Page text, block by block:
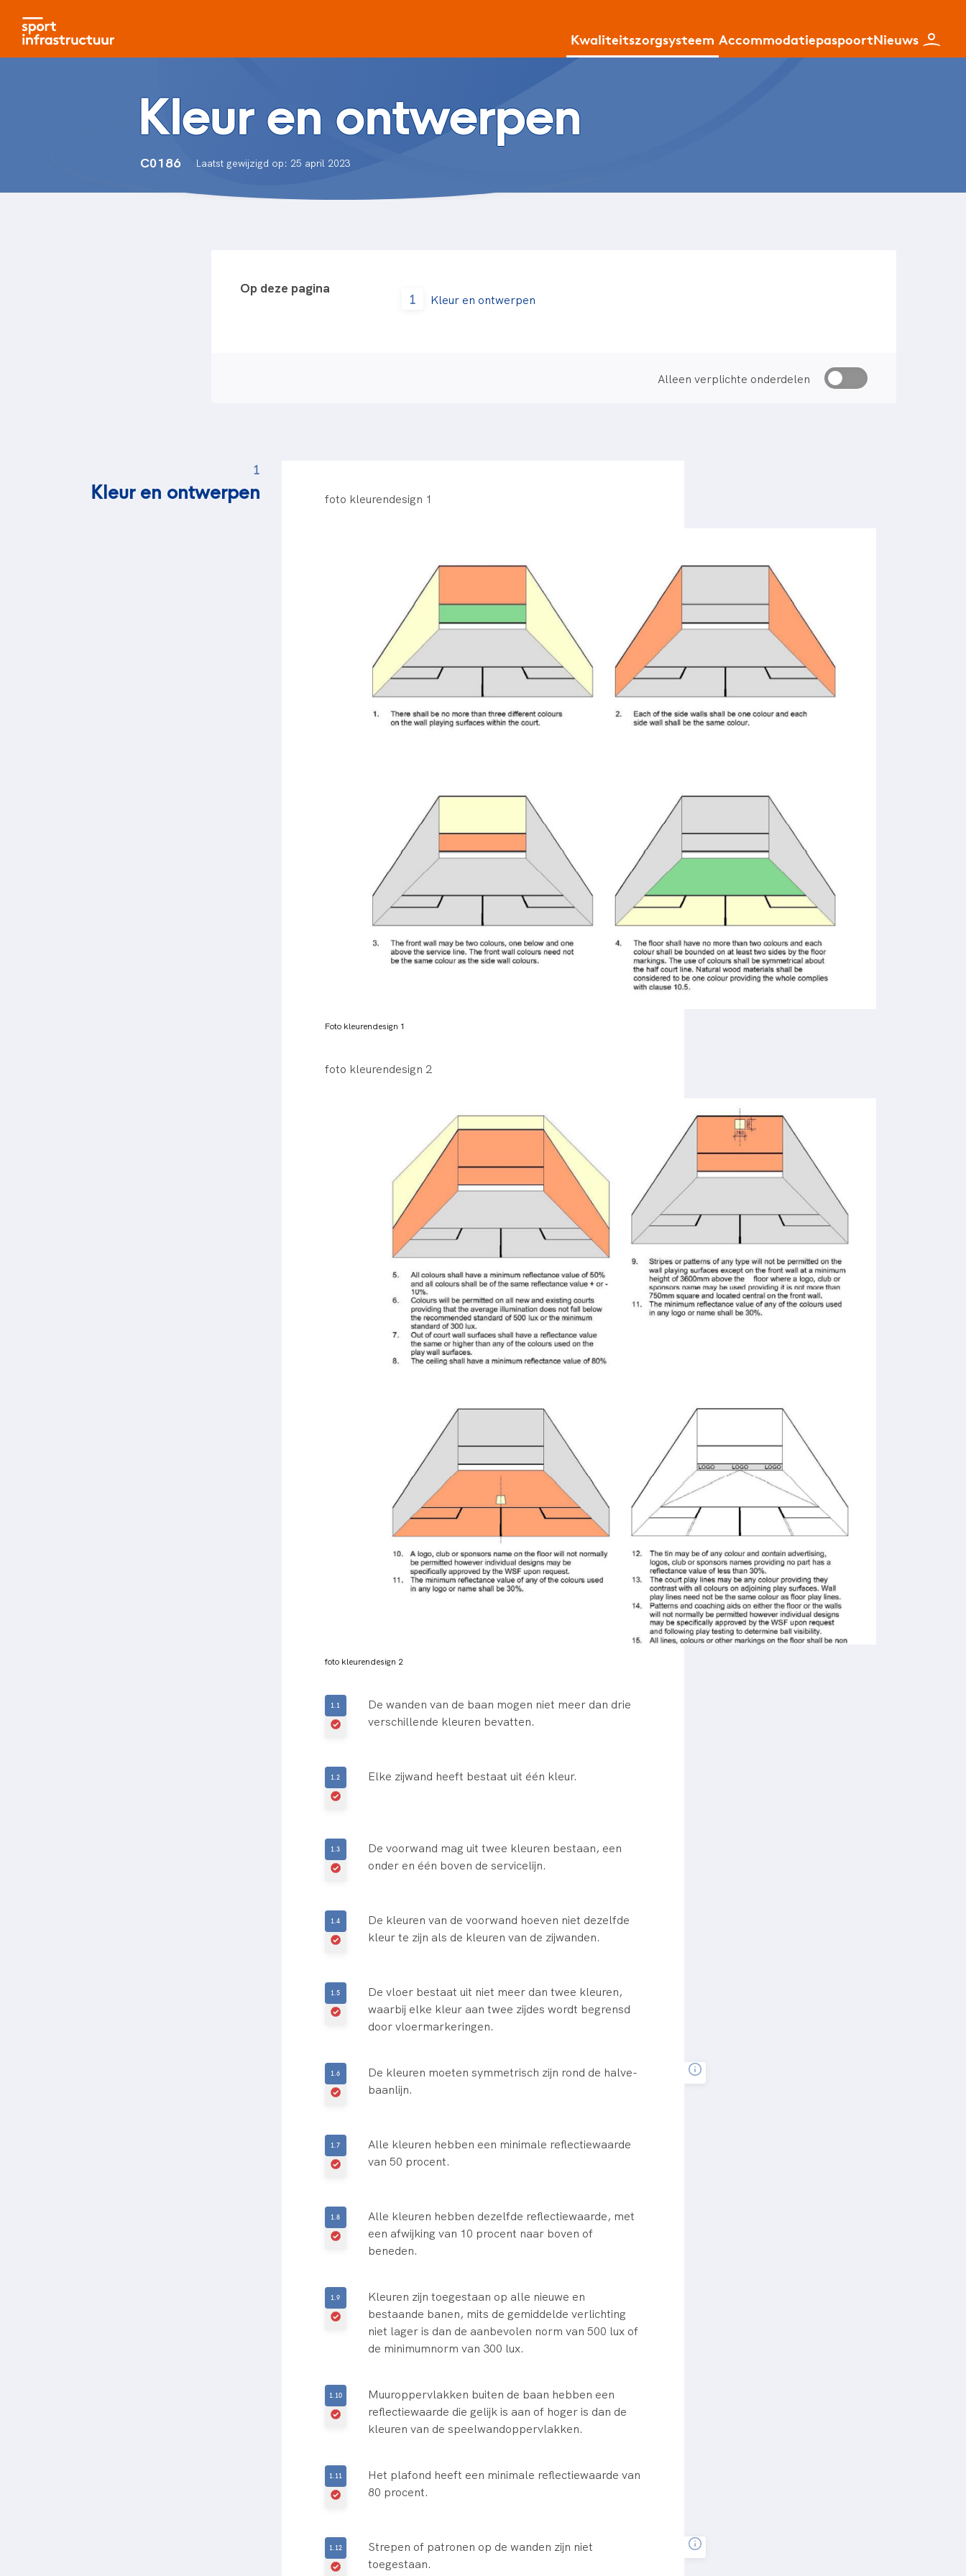
Kwaliteitszorgsysteem AccommodatiepaspoortNieuws
Kleur en ontwerpen
C0186 Laatst gewijzigd op: 25 april 2023
Op deze pagina
1 Kleur en ontwerpen
Alleen verplichte onderdelen
1
Kleur en ontwerpen foto kleurendesign 1
Foto kleurendesign 1
foto kleurendesign 2
foto kleurendesign 2
De wanden van de baan mogen niet meer dan drie
verschillende kleuren bevatten.
Elke zijwand heeft bestaat uit één kleur.
De voorwand mag uit twee kleuren bestaan, een
onder en één boven de servicelijn.
De kleuren van de voorwand hoeven niet dezelfde
kleur te zijn als de kleuren van de zijwanden.
De vloer bestaat uit niet meer dan twee kleuren,
waarbij elke kleur aan twee zijdes wordt begrensd
door vloermarkeringen.
De kleuren moeten symmetrisch zijn rond de halve-
baanlijn.
Alle kleuren hebben een minimale reflectiewaarde
van 50 procent.
Alle kleuren hebben dezelfde reflectiewaarde, met
een afwijking van 10 procent naar boven of
beneden.
Kleuren zijn toegestaan op alle nieuwe en
bestaande banen, mits de gemiddelde verlichting
niet lager is dan de aanbevolen norm van 500 lux of
de minimumnorm van 300 lux.
Muuroppervlakken buiten de baan hebben een
reflectiewaarde die gelijk is aan of hoger is dan de
kleuren van de speelwandoppervlakken.
Het plafond heeft een minimale reflectiewaarde van
80 procent.
Strepen of patronen op de wanden zijn niet
toegestaan.